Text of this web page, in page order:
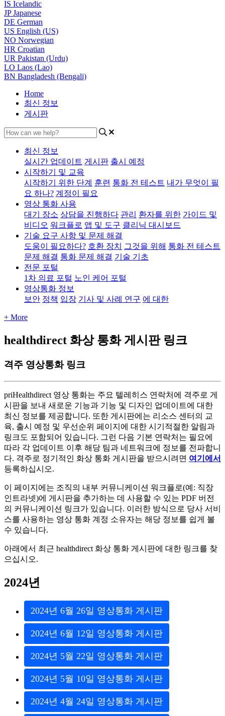
IS Icelandic
JPJapanese
DE German
US English (US)
NO Norwegian
HR Croatian
UR Pakistan (Urdu)
LO Laos (Lao)
BN Bangladesh (Bengali)
Home
최신 정보
게시판
최신 정보
실시간 업데이트 게시판 출시 예정
시작하기 및 교육
시작하기 위한 단계 훈련 통화 전 테스트 내가 무엇이 필
요 하나? 계정이 필요
영상 통화 사용
대기 장소 상담을 진행하다 관리 환자를 위한 가이드 및
비디오 워크플로 앱 및 도구 클리닉 대시보드
기술 요구 사항 및 문제 해결
도움이 필요하다? 호환 장치 그것을 위해 통화 전 테스트
문제 해결 통화 문제 해결 기술 기초
전문 포털
1차 의료 포털 노인 케어 포털
영상통화 정보
보안 정책 입장 기사 및 사례 연구 에 대한
+ More
healthdirect 화상 통화 게시판 링크
격주 영상통화 링크
priHealthdirect 영상 통화는 주요 텔레 히 스 연 락처 에 격주로 게
시 판을 보 내 새 로운 기 능과 기 능 및 디 자인 업데 이 트에 대 한
최 신 정 보 를 제 공합니 다. 또한 게 시 판에 는 리 소스 센 터 의 교
육, 출시 예 정 및 우선 순위 페 이 지 에 대 한 시 기 적절한 알림과
링 크 도 포함되 어 있습니 다. 그 런 다음 기 본 연 락처 는 필 요에
따라 각 업데 이 트 이 후 해 당 팀과 네 트워 크에 정 보 를 전 파합니
다. 격주로 정기 적인 화상 통화 게 시 판을 받으시 려 면 여 기 에 서
등록하십시 오.
이 페 이 지 에 는 조직의 내 부 커 뮤니 케 이 션 워 크플로(예 : 직장
인 트라넷)에 게 시 판을 추가하는 데 사용할 수 있는 PDF 버 전
의 커 뮤니 케 이 션 링 크가 있습니 다. 이 러 한 방식 으 로 당사 서 비
스를 사용하는 영상 통화 계 정 소유자는 해 당 정 보 를 쉽게 볼
수 있습니 다.
아래 에 서 최 근 healthdirect 화상 통화 게 시 판에 대 한 링 크를 찾
으십시 오.
2024년
2024년 6월 26일 영상통화 게 시 판
2024년 6월 12일 영상통화 게 시 판
2024년 5월 22일 영상통화 게 시 판
2024년 5월 10일 영상통화 게 시 판
2024년 4월 24일 영상통화 게 시 판